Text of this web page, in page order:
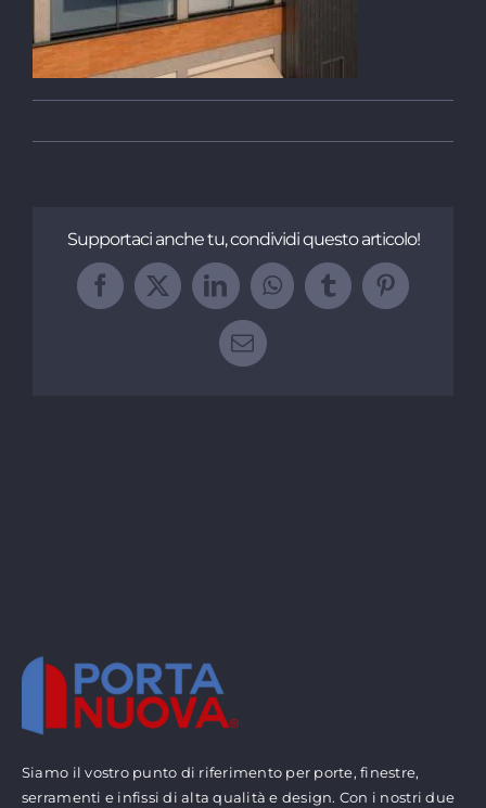
Supportaci anche tu, condividi questo articolo!
Facebook
X LinkedInWhatsApp
TumblrPinterest
Email
Siamo il vostro punto di riferimento per porte, finestre,
serramenti e infissi di alta qualità e design. Con i nostri due